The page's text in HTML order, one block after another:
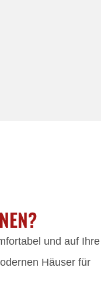
und auf Ihre
Häuser für